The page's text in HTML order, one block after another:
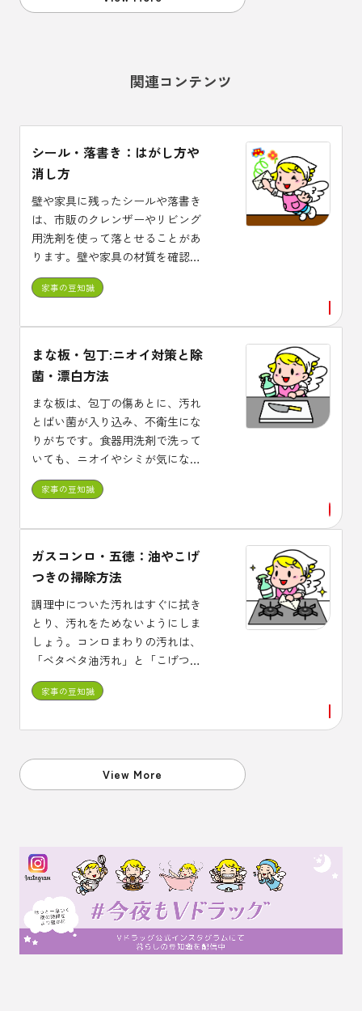
関連コンテンツ
シール・落書き：はがし方や
消し方
壁や家具に残ったシールや落書き
は、市販のクレンザーやリビング
用洗剤を使って落とせることがあ
ります。壁や家具の材質を確認し
てから、試してみましょう。
家事の豆知識
まな板・包丁:ニオイ対策と除
菌・漂白方法
まな板は、包丁の傷あとに、汚れ
とばい菌が入り込み、不衛生にな
りがちです。食器用洗剤で洗って
いても、ニオイやシミが気になる
ことも。台所用漂白剤を使い、こ
まめに除菌しましょう。
家事の豆知識
ガスコンロ・五徳：油やこげ
つきの掃除方法
調理中についた汚れはすぐに拭き
とり、汚れをためないようにしま
しょう。コンロまわりの汚れは、
「ベタベタ油汚れ」と「こげつき
汚れ」に分かれます。汚れに合っ
た洗剤で落としましょう。
家事の豆知識
View More